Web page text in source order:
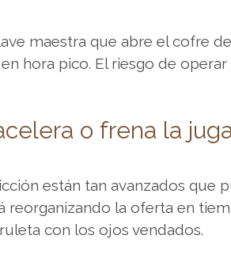
maestra que abre el cofre
hora pico. El riesgo de
o frena la
están tan avanzados
reorganizando la oferta en
con los ojos vendados.